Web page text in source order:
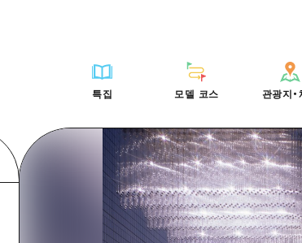
특집
사이클링
스포츠
배움과 체험
기준
역사/문화
모델 코스
Hiroshima 공식 가이드
Moshimo Travel
히로시마시 주변
아키(安芸)
빈고(備後)
관광지・
목록
히로시마시
아키(安芸)
보조 트래픽 요약
외국인 여
자원봉사
기준
역사/문화
자연
Travel
아키(安芸)
빈고(備後)
게이호쿠(芸北)
미야지마(宮島) 주변
야마구치(山口)현 동부
히로시마시 주변
아키(安芸)
비북(備北)
게이호쿠(芸北)
미야지마(宮島) 주변
야마구치(山口)현 동부
외국인 여행자용 거리 관광안내소
자원봉사 가이드
자주 묻는 질문
재
관